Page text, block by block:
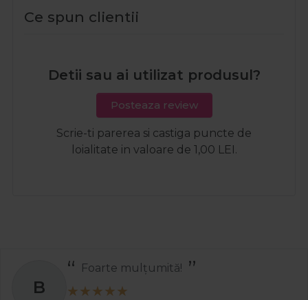
Ce spun clientii
Detii sau ai utilizat produsul?
Posteaza review
Scrie-ti parerea si castiga puncte de
loialitate in valoare de 1,00 LEI.
B
Foarte mulțumită!